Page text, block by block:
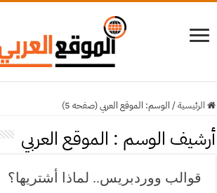
الرئيسية/ الوسم: الموقع العربي(صفحه 5)
أرشيف الوسم : الموقع العربي
قوالب ووردبريس.. لماذا أشتريها؟